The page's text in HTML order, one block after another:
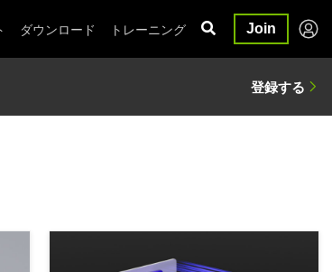
ダウンロード トレーニング Join
たソブリン AI インフラを構築